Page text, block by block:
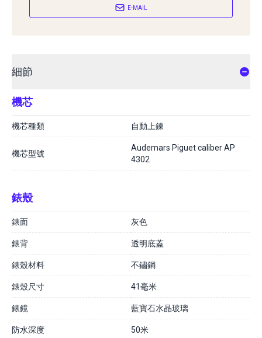
E-MAIL
細節
機芯
機芯種類 自動上鍊
機芯型號
Audemars Piguet caliber AP
4302
錶殼
錶面 灰色
錶背 透明底蓋
錶殼材料 不鏽鋼
錶殼尺寸 41毫米
錶鏡 藍寶石水晶玻璃
防水深度 50米